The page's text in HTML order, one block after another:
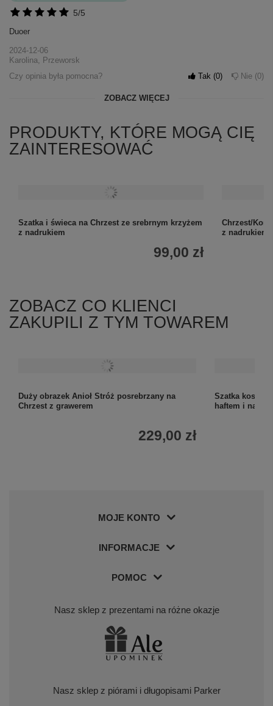
5/5
Duoer
2024-12-06
Karolina, Przeworsk
Czy opinia była pomocna?
Tak 0 Nie 0
ZOBACZ WIĘCEJ
PRODUKTY, KTÓRE MOGĄ CIĘ
ZAINTERESOWAĆ
Szatka i świeca na Chrzest ze srebrnym krzyżem
z nadrukiem
99,00 zł
Chrzest/
z nadrukiem
ZOBACZ CO KLIENCI
ZAKUPILI Z TYM TOWAREM
Duży obrazek Anioł Stróż posrebrzany na
Chrzest z grawerem
229,00 zł
Szatka
haftem i
MOJE KONTO
INFORMACJE
POMOC
Nasz sklep z prezentami na różne okazje
Nasz sklep z piórami i długopisami Parker